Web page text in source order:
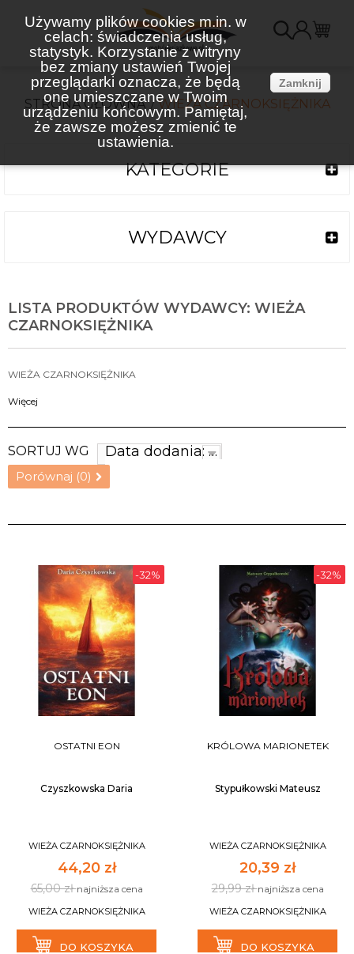
Używamy plików cookies m.in. w
celach: świadczenia usług,
statystyk. Korzystanie z witryny
bez zmiany ustawień Twojej
przeglądarki oznacza, że będą
one umieszczane w Twoim
urządzeniu końcowym. Pamiętaj,
że zawsze możesz zmienić te
ustawienia.
Zamknij
STRONA GŁÓWNA WIEŻA CZARNOKSIĘŻNIKA
KATEGORIE
WYDAWCY
LISTA PRODUKTÓW WYDAWCY: WIEŻA
CZARNOKSIĘŻNIKA
WIEŻA CZARNOKSIĘŻNIKA
Więcej
SORTUJ WG Data dodania: najnowsze
Porównaj (0)
-32%
OSTATNI EON
Czyszkowska Daria
WIEŻA CZARNOKSIĘŻNIKA
44,20 zł
65,00 złnajniższa cena
WIEŻA CZARNOKSIĘŻNIKA
DO KOSZYKA
-32%
KRÓLOWA MARIONETEK
Stypułkowski Mateusz
WIEŻA CZARNOKSIĘŻNIKA
20,39 zł
29,99 złnajniższa cena
WIEŻA CZARNOKSIĘŻNIKA
DO KOSZYKA